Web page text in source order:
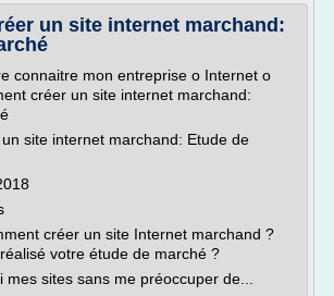
un site internet marchand:
mon entreprise o Internet o
créer un site internet marchand:
site internet marchand: Etude de
créer un site Internet marchand ?
votre étude de marché ?
mes sites sans me préoccuper de...